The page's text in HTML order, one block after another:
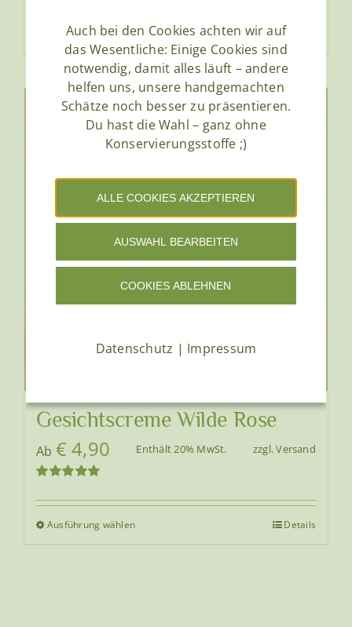
Ausführung wählenDieses
Produkt
mehrere
Varianten
auf.
können
auf
der
Produktseite
gewählt
Details
Gesichtscreme Wilde Rose
mit5.00von
Ab € 4,90 Enthält 20% MwSt. zzgl.Versand
Ausführung wählenDieses
Produkt
Details
Auch bei den Cookies achten wir auf
das Wesentliche: Einige Cookies sind
notwendig, damit alles läuft – andere
helfen uns, unsere handgemachten
Schätze noch besser zu präsentieren.
Du hast die Wahl – ganz ohne
Konservierungsstoffe ;)
ALLE COOKIES AKZEPTIEREN
AUSWAHL BEARBEITEN
COOKIES ABLEHNEN
Datenschutz | Impressum